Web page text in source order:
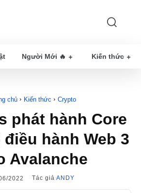
Người Mới 🔥 Kiến thức
chủ Kiến thức Crypto
phát hành Core
điều hành Web 3
Avalanche
2022 Tác giả ANDY